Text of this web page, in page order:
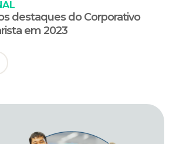
destaques do Corporativo
em 2023